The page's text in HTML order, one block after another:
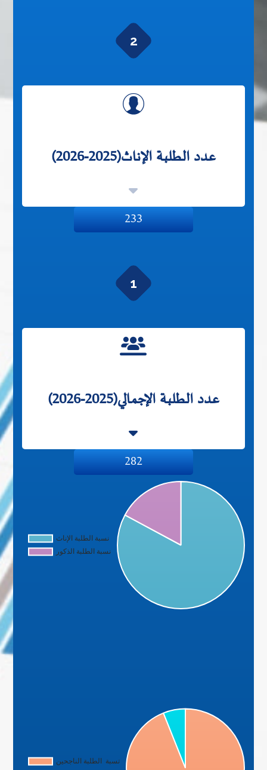
2
عدد الطلبة الإناث(2025-2026)
233
1
عدد الطلبة الإجمالي(2025-2026)
282